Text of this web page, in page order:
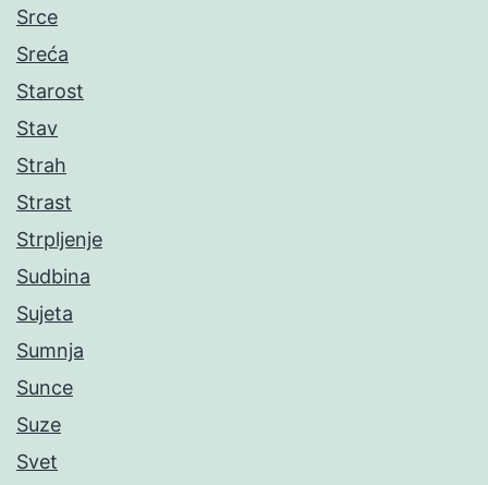
Srce
Sreća
Starost
Stav
Strah
Strast
Strpljenje
Sudbina
Sujeta
Sumnja
Sunce
Suze
Svet